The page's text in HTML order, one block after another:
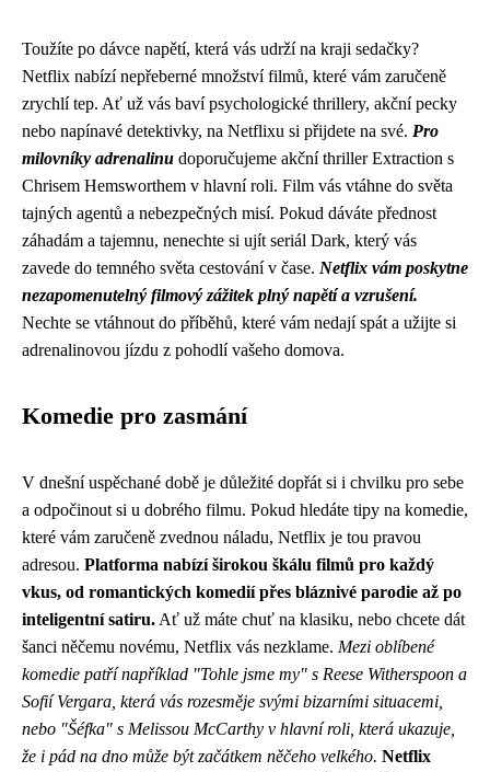
Toužíte po dávce napětí, která vás udrží na kraji sedačky?
Netflix nabízí nepřeberné množství filmů, které vám zaručeně
zrychlí tep. Ať už vás baví psychologické thrillery, akční pecky
nebo napínavé detektivky, na Netflixu si přijdete na své. Pro
milovníky adrenalinu doporučujeme akční thriller Extraction s
Chrisem Hemsworthem v hlavní roli. Film vás vtáhne do světa
tajných agentů a nebezpečných misí. Pokud dáváte přednost
záhadám a tajemnu, nenechte si ujít seriál Dark, který vás
zavede do temného světa cestování v čase. Netflix vám poskytne
nezapomenutelný filmový zážitek plný napětí a vzrušení.
Nechte se vtáhnout do příběhů, které vám nedají spát a užijte si
adrenalinovou jízdu z pohodlí vašeho domova.
Komedie pro zasmání
V dnešní uspěchané době je důležité dopřát si i chvilku pro sebe
a odpočinout si u dobrého filmu. Pokud hledáte tipy na komedie,
které vám zaručeně zvednou náladu, Netflix je tou pravou
adresou. Platforma nabízí širokou škálu filmů pro každý
vkus, od romantických komedií přes bláznivé parodie až po
inteligentní satiru. Ať už máte chuť na klasiku, nebo chcete dát
šanci něčemu novému, Netflix vás nezklame. Mezi oblíbené
komedie patří například "Tohle jsme my" s Reese Witherspoon a
Sofií Vergara, která vás rozesměje svými bizarními situacemi,
nebo "Šéfka" s Melissou McCarthy v hlavní roli, která ukazuje,
že i pád na dno může být začátkem něčeho velkého. Netflix